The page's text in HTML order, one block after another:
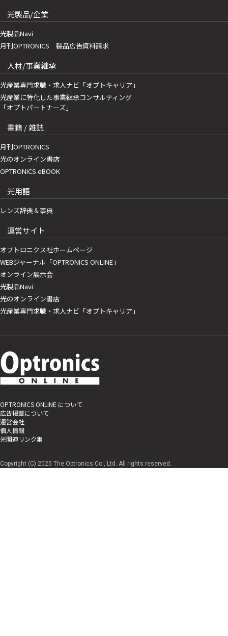
光製品/企業
光製品Navi
月刊OPTRONICS 製品広告資料請求
人材/事業継承
光産業専門求職・求人ナビ「オプトキャリア」
光産業に特化した事業継承コンサルティング
「オプトパートナーズ」
書籍 / 雑誌
月刊OPTRONICS
光のオンライン書店
OPTRONICS eBOOK
光用語
レンズ辞典＆事典
運営サイト
オプトロニクス社ホームページ
WEBジャーナル「OPTRONICS ONLINE」
オンライン展示会
光製品Navi
光のオンライン書店
光産業専門求職・求人ナビ「オプトキャリア」
OPTRONICS ONLINE について
広告掲載について
運営会社
個人情報
光関連リンク集
Copyright (C) 2025 The Optronics Co., Ltd. All rights reserved.